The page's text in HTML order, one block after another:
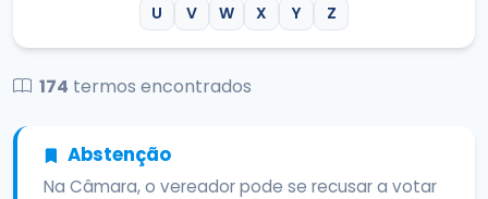
U
V W X Y Z
174 termos encontrados
Abstenção
Na Câmara, o vereador pode se recusar a votar